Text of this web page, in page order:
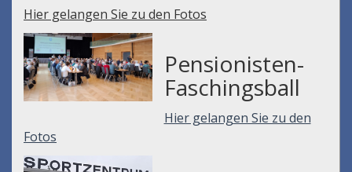
Hier gelangen Sie zu den Fotos
Pensionisten-
Faschingsball
Hier gelangen Sie zu den
Fotos